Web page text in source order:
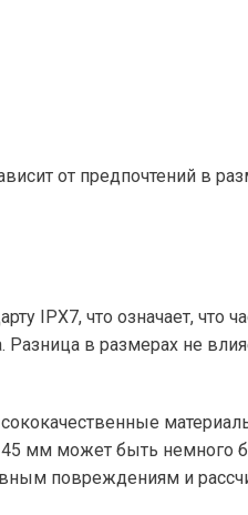
от предпочтений в
IPX7, что означает, что
в размерах не
мм может быть немного
повреждениям и